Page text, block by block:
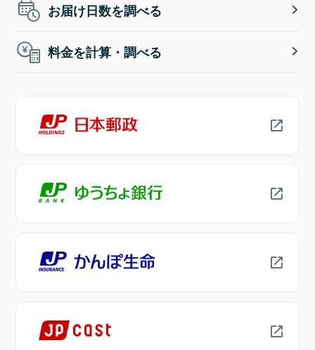
お届け日数を調べる
料金を計算・調べる